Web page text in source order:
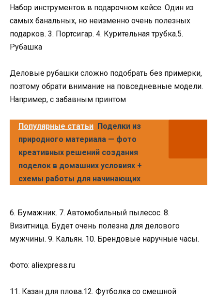
Набор инструментов в подарочном кейсе. Один из
самых банальных, но неизменно очень полезных
подарков. 3. Портсигар. 4. Курительная трубка.5.
Рубашка
Деловые рубашки сложно подобрать без примерки,
поэтому обрати внимание на повседневные модели.
Например, с забавным принтом
Популярные статьи Поделки из
природного материала — фото
креативных решений создания
поделок в домашних условиях +
схемы работы для начинающих
6. Бумажник. 7. Автомобильный пылесос. 8.
Визитница. Будет очень полезна для делового
мужчины. 9. Кальян. 10. Брендовые наручные часы.
Фото: aliexpress.ru
11. Казан для плова.12. Футболка со смешной